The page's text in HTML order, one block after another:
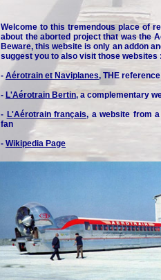
Welcome to this tremendous place of
about the aborted project that was the
Beware, this website is only an addon
suggest you to also visit those websites :
- Aérotrain et Naviplanes, THE
- L'Aérotrain Bertin, a complementary
- L'Aérotrain français, a website from
fan
- Wikipedia Page